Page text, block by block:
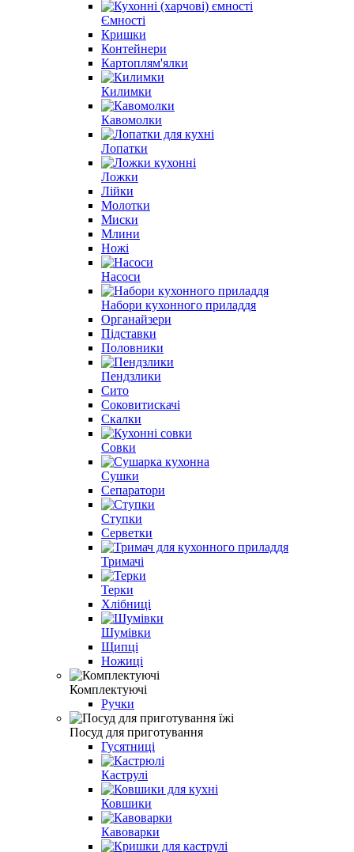
Ємності
Кришки
Контейнери
Картоплям'ялки
Килимки
Кавомолки
Лопатки
Ложки
Лійки
Молотки
Миски
Млини
Ножі
Насоси
Набори кухонного приладдя
Органайзери
Підставки
Половники
Пендзлики
Сито
Соковитискачі
Скалки
Совки
Cушки
Сепаратори
Ступки
Серветки
Тримачі
Терки
Хлібниці
Шумівки
Щипці
Ножиці
Комплектуючі
Ручки
Посуд для приготування
Гусятниці
Каструлі
Ковшики
Кавоварки